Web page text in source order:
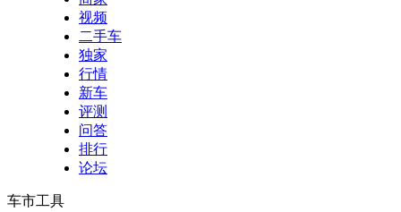
视频
二手车
独家
行情
新车
评测
问答
排行
论坛
车市工具